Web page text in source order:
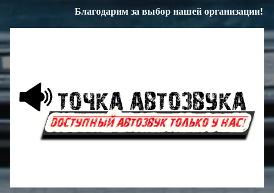
Благодарим за выбор нашей организации!